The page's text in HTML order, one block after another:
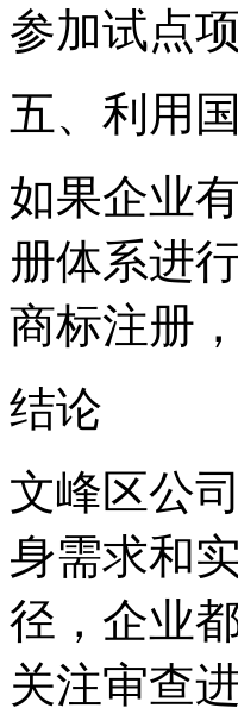
参加试点
五、利用
如果企业
册体系进
商标注册
结论
文峰区公
身需求和
径，企业
关注审查